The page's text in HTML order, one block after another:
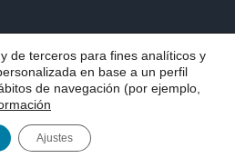
de terceros para fines analíticos y
en base a un perfil
de navegación (por ejemplo,
Ajustes